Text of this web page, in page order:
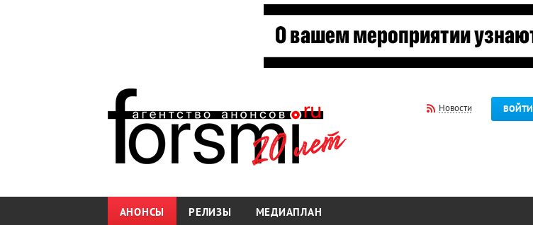
Новости ВОЙТИ
АНОНСЫ РЕЛИЗЫ МЕДИАПЛАН